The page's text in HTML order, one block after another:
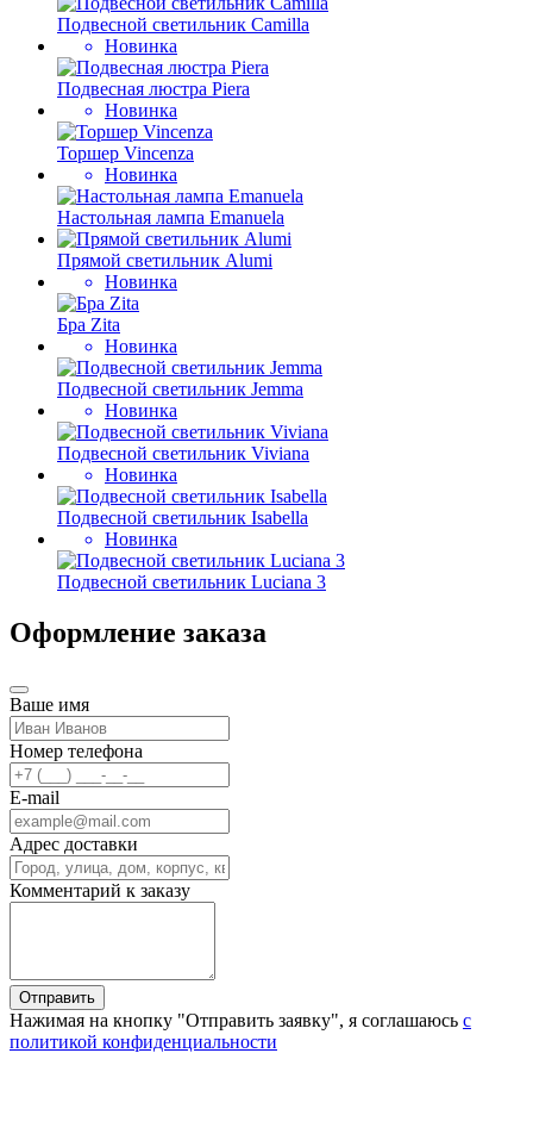
Подвесной светильник Camilla
Новинка
Подвесная люстра Piera
Новинка
Торшер Vincenza
Новинка
Настольная лампа Emanuela
Прямой светильник Alumi
Новинка
Бра Zita
Новинка
Подвесной светильник Jemma
Новинка
Подвесной светильник Viviana
Новинка
Подвесной светильник Isabella
Новинка
Подвесной светильник Luciana 3
Оформление заказа
Ваше имя
Номер телефона
E-mail
Адрес доставки
Комментарий к заказу
Отправить
Нажимая на кнопку "Отправить заявку", я соглашаюсь с
политикой конфиденциальности